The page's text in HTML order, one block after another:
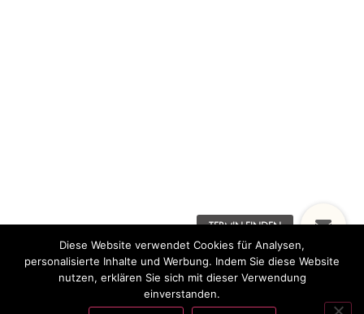
Diese Website verwendet Cookies für Analysen,
personalisierte Inhalte und Werbung. Indem Sie diese Website
nutzen, erklären Sie sich mit dieser Verwendung
einverstanden.